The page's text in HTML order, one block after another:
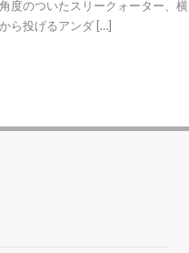
度のついたスリークォーター、横
ら投げるアンダ […]